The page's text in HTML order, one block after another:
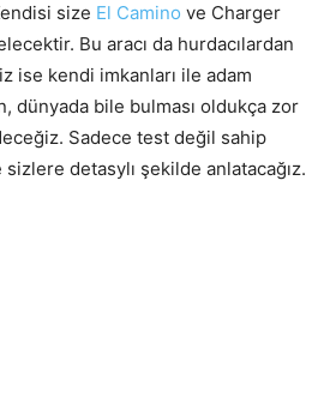
size El Camino ve Charger
Bu aracı da hurdacılardan
ise kendi imkanları ile adam
dünyada bile bulması oldukça zor
Sadece test değil sahip
detasylı şekilde anlatacağız.